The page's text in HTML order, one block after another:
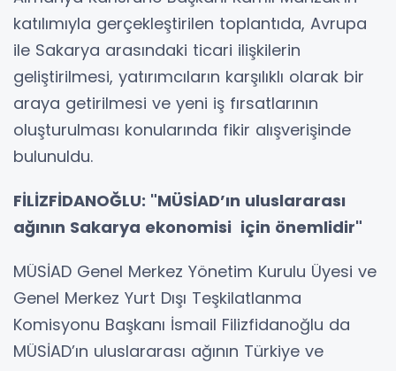
katılımıyla gerçekleştirilen toplantıda, Avrupa
ile Sakarya arasındaki ticari ilişkilerin
geliştirilmesi, yatırımcıların karşılıklı olarak bir
araya getirilmesi ve yeni iş fırsatlarının
oluşturulması konularında fikir alışverişinde
bulunuldu.
FİLİZFİDANOĞLU: "MÜSİAD’ın uluslararası
ağının Sakarya ekonomisi için önemlidir"
MÜSİAD Genel Merkez Yönetim Kurulu Üyesi ve
Genel Merkez Yurt Dışı Teşkilatlanma
Komisyonu Başkanı İsmail Filizfidanoğlu da
MÜSİAD’ın uluslararası ağının Türkiye ve